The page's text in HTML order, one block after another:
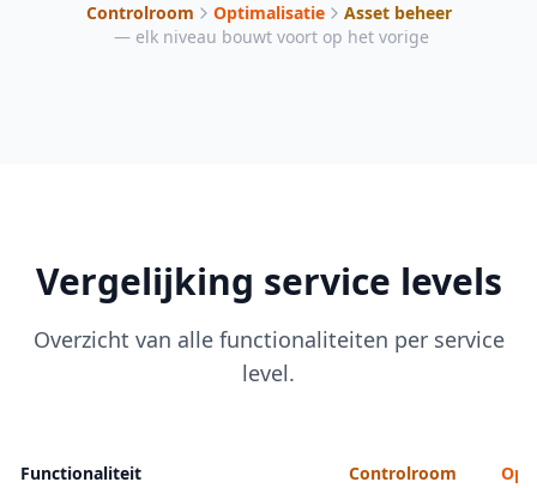
Controlroom Optimalisatie
Asset beheer
— elk niveau bouwt voort op het vorige
Vergelijking service levels
Overzicht van alle functionaliteiten per service
level.
Functionaliteit Controlroom